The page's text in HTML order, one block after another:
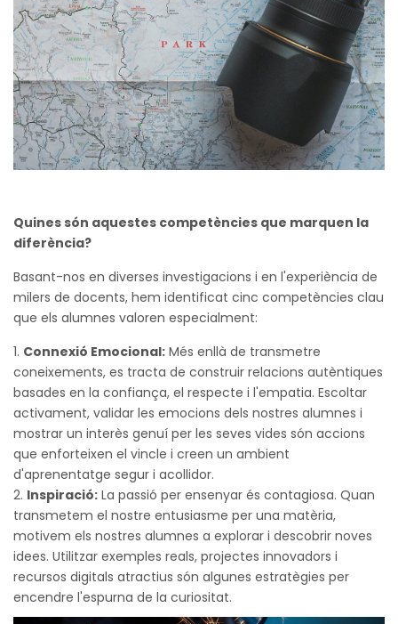
Quines són aquestes competències que marquen la
diferència?
Basant-nos en diverses investigacions i en l'experiència de
milers de docents, hem identificat cinc competències clau
que els alumnes valoren especialment:
Connexió Emocional: Més enllà de transmetre
coneixements, es tracta de construir relacions autèntiques
basades en la confiança, el respecte i l'empatia. Escoltar
activament, validar les emocions dels nostres alumnes i
mostrar un interès genuí per les seves vides són accions
que enforteixen el vincle i creen un ambient
d'aprenentatge segur i acollidor.
Inspiració: La passió per ensenyar és contagiosa. Quan
transmetem el nostre entusiasme per una matèria,
motivem els nostres alumnes a explorar i descobrir noves
idees. Utilitzar exemples reals, projectes innovadors i
recursos digitals atractius són algunes estratègies per
encendre l'espurna de la curiositat.